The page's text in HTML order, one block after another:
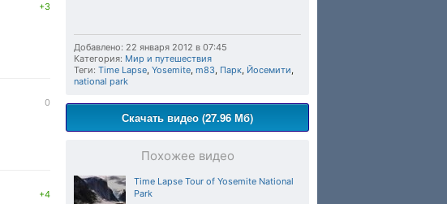
Добавлено: 22 января 2012 в 07:45
Категория: Мир и путешествия
Теги: Time Lapse, Yosemite, m83, Парк, Йосемити,
national park
Скачать видео (27.96 Мб)
Похожее видео
Time Lapse Tour of Yosemite National
Park
+3
0
+4